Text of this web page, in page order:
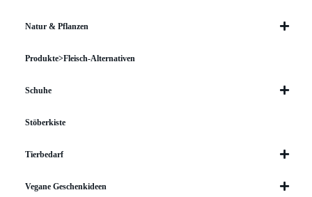
Natur & Pflanzen
Produkte>Fleisch-Alternativen
Schuhe
Stöberkiste
Tierbedarf
Vegane Geschenkideen